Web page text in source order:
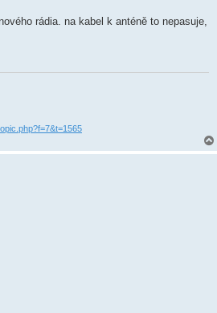
rádia. na kabel k anténě to nepasuje,